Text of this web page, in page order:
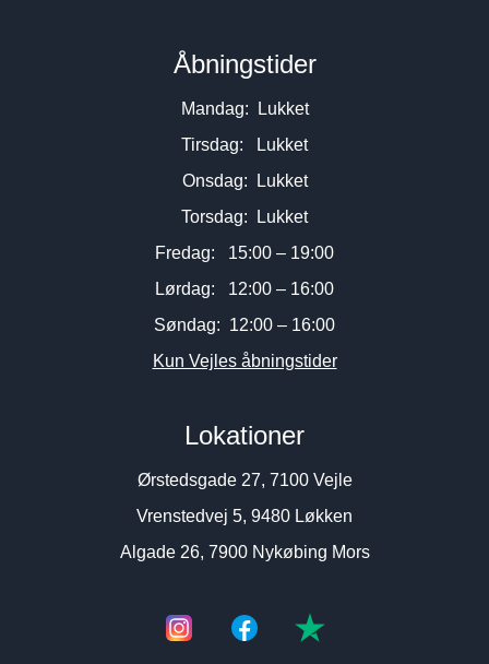
Åbningstider
Mandag: Lukket
Tirsdag: Lukket
Onsdag: Lukket
Torsdag: Lukket
Fredag: 15:00 – 19:00
Lørdag: 12:00 – 16:00
Søndag: 12:00 – 16:00
Kun Vejles åbningstider
Lokationer
Ørstedsgade 27, 7100 Vejle
Vrenstedvej 5, 9480 Løkken
Algade 26, 7900 Nykøbing Mors